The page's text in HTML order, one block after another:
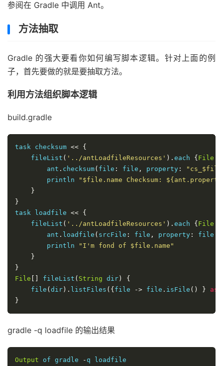
参阅在 Gradle 中调用 Ant。
方法抽取
Gradle 的强大要看你如何编写脚本逻辑。针对上面的例
子，首先要做的就是要抽取方法。
利用方法组织脚本逻辑
build.gradle
task checksum << {
    fileList
( '../antLoadfileResources' ). each { File
        ant
. checksum( file : file , property :
        println
"$file.name Checksum:
}
}
task loadfile << {
    fileList
( '../antLoadfileResources' ). each { File
        ant
. loadfile ( srcFile : file , property : file
        println
"I'm fond of $file.name"
}
}
File
fileList ( String dir )
{
    file
( dir ). listFiles ({ file -> file . isFile () } as
}
gradle -q loadfile 的输出结果
Output of gradle - q loadfile